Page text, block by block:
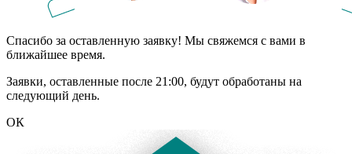
Спасибо за оставленную заявку! Мы свяжемся с вами в
ближайшее время.
Заявки, оставленные после 21:00, будут обработаны на
следующий день.
ОК